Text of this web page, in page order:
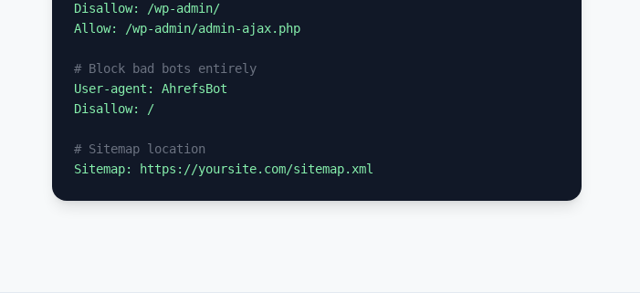
Disallow: /wp-admin/
Allow: /wp-admin/admin-ajax.php
# Block bad bots entirely
User-agent: AhrefsBot
Disallow: /
# Sitemap location
Sitemap: https://yoursite.com/sitemap.xml